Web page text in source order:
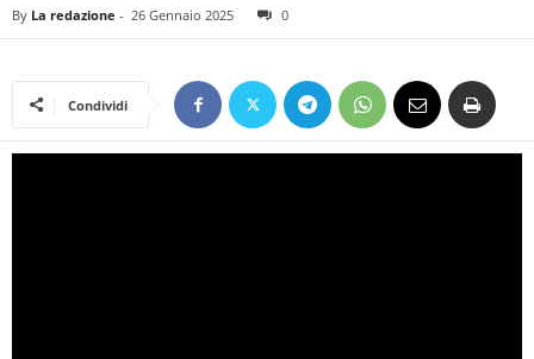
By La redazione - 26 Gennaio 2025 0
Condividi